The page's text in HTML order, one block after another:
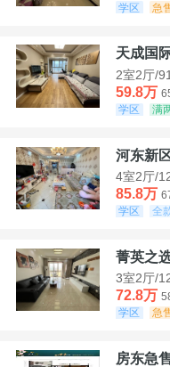
学区
急
天成国
2室2厅/
59.8万
学区
满
河东新
4室2厅/
85.8万
学区
全
菁英之
3室2厅/
72.8万
学区
急
房东急